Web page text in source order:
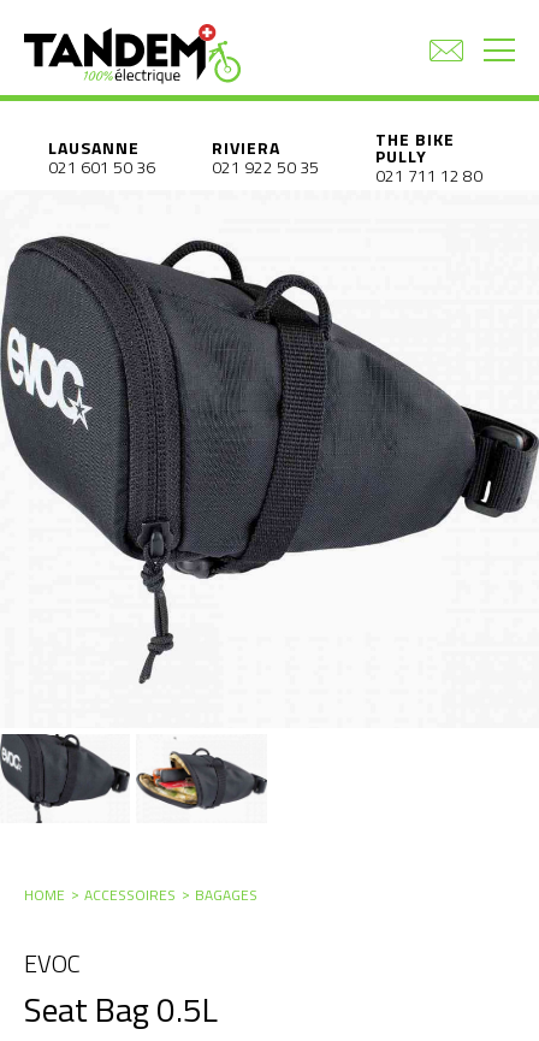
LAUSANNE
021 601 50 36
RIVIERA
021 922 50 35
THE BIKE
PULLY
021 711 12 80
HOME ACCESSOIRES BAGAGES
EVOC
Seat Bag 0.5L